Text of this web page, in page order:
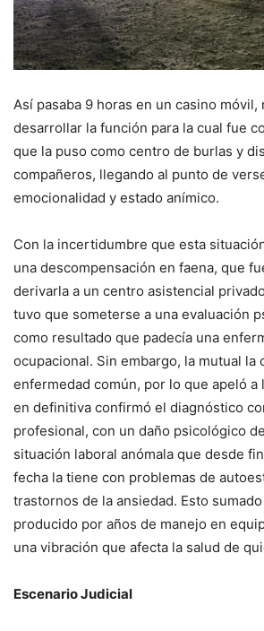
Así pasaba 9 horas en un casino móvil,
desarrollar la función para la cual fue
que la puso como centro de burlas y
compañeros, llegando al punto de
emocionalidad y estado anímico.
Con la incertidumbre que esta
una descompensación en faena, que
derivarla a un centro asistencial
tuvo que someterse a una evaluación
como resultado que padecía una
ocupacional. Sin embargo, la mutual la
enfermedad común, por lo que apeló a
en definitiva confirmó el diagnóstico
profesional, con un daño psicológico
situación laboral anómala que desde
fecha la tiene con problemas de
trastornos de la ansiedad. Esto
producido por años de manejo en
una vibración que afecta la salud de
Escenario Judicial